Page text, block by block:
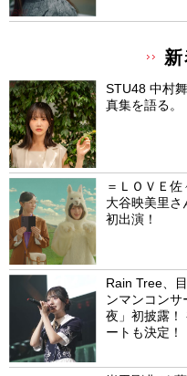
STU48 中村
真集を語る。
＝ＬＯＶＥ佐
大谷映美里さ
初出演！
Rain Tree、
ンマンコン
夜」初披露！
ートも決定！